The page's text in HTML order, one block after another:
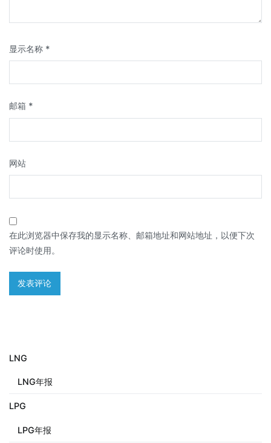
显示名称 *
邮箱 *
网站
在此浏览器中保存我的显示名称、邮箱地址和网站地址，以便下次
评论时使用。
LNG
LNG年报
LPG
LPG年报